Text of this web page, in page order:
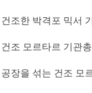
건조한 박격포 믹서
건조 모르타르 기관총
공장을 섞는 건조 모